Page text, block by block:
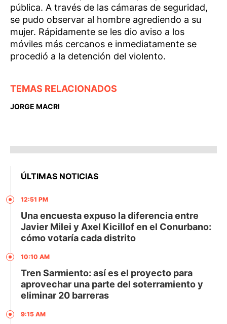
pública. A través de las cámaras de seguridad,
se pudo observar al hombre agrediendo a su
mujer. Rápidamente se les dio aviso a los
móviles más cercanos e inmediatamente se
procedió a la detención del violento.
TEMAS RELACIONADOS
JORGE MACRI
ÚLTIMAS NOTICIAS
12:51 PM
Una encuesta expuso la diferencia entre
Javier Milei y Axel Kicillof en el Conurbano:
cómo votaría cada distrito
10:10 AM
Tren Sarmiento: así es el proyecto para
aprovechar una parte del soterramiento y
eliminar 20 barreras
9:15 AM